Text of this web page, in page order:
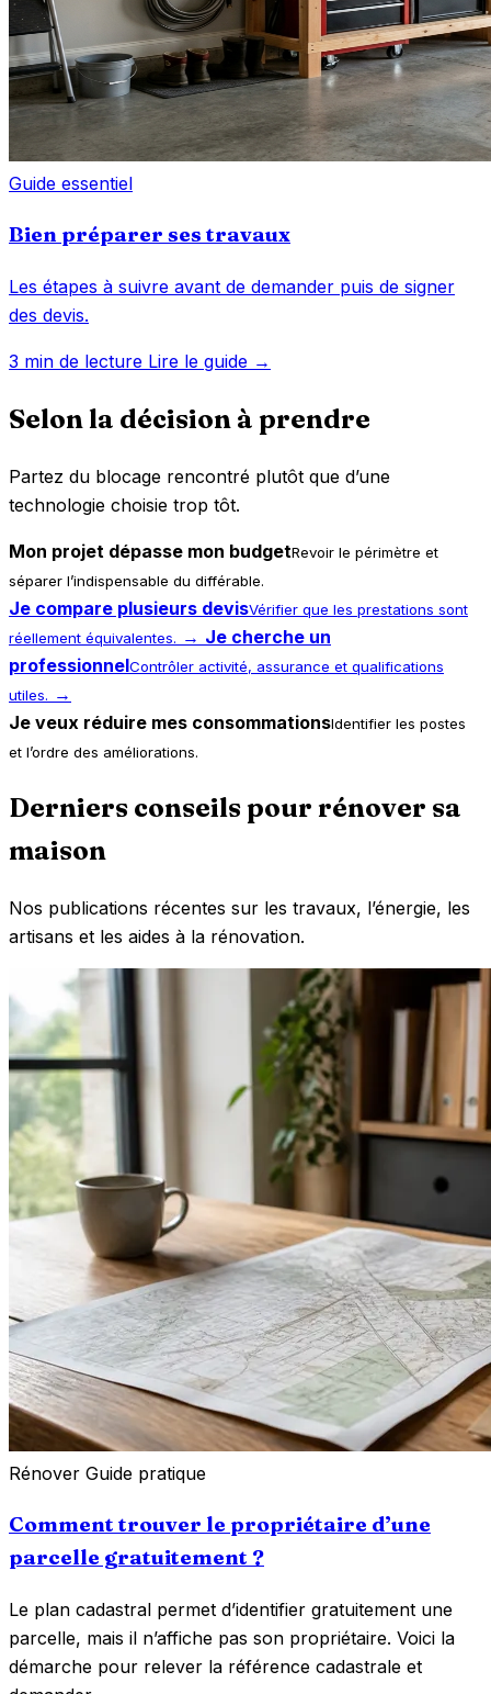
Guide essentiel
Bien préparer ses travaux
Les étapes à suivre avant de demander puis de signer
des devis.
3 min de lecture Lire le guide →
Selon la décision à prendre
Partez du blocage rencontré plutôt que d’une
technologie choisie trop tôt.
Mon projet dépasse mon budgetRevoir le périmètre et
séparer l’indispensable du différable.
Je compare plusieurs devisVérifier que les prestations sont
réellement équivalentes. → Je cherche un
professionnelContrôler activité, assurance et qualifications
utiles. →
Je veux réduire mes consommationsIdentifier les postes
et l’ordre des améliorations.
Derniers conseils pour rénover sa
maison
Nos publications récentes sur les travaux, l’énergie, les
artisans et les aides à la rénovation.
Rénover Guide pratique
Comment trouver le propriétaire d’une
parcelle gratuitement ?
Le plan cadastral permet d’identifier gratuitement une
parcelle, mais il n’affiche pas son propriétaire. Voici la
démarche pour relever la référence cadastrale et